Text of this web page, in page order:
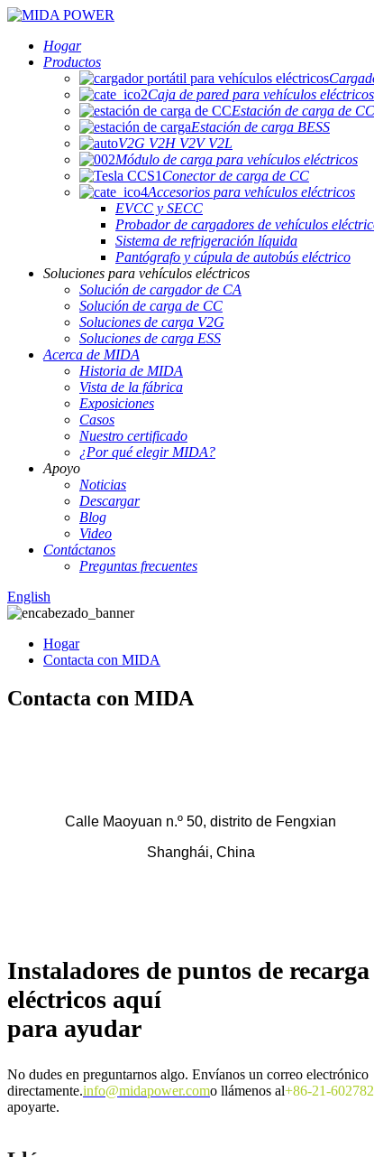
Hogar
Productos
Caja de pared para vehículos
Estación de carga de CC
Estación de carga BESS
V2G V2H V2V V2L
Módulo de carga para vehículos eléctricos
Conector de carga de CC
Accesorios para vehículos eléctricos
EVCC y SECC
Probador de cargadores de vehículos
Sistema de refrigeración líquida
Pantógrafo y cúpula de autobús eléctrico
Soluciones para vehículos eléctricos
Solución de cargador de CA
Solución de carga de CC
Soluciones de carga V2G
Soluciones de carga ESS
Acerca de MIDA
Historia de MIDA
Vista de la fábrica
Exposiciones
Casos
Nuestro certificado
¿Por qué elegir MIDA?
Apoyo
Noticias
Descargar
Blog
Video
Contáctanos
Preguntas frecuentes
English
Hogar
Contacta con MIDA
Contacta con MIDA
Calle Maoyuan n.º 50, distrito de Fengxian
Shanghái, China
Instaladores de puntos de
eléctricos aquí
para ayudar
No dudes en preguntarnos algo. Envíanos un correo electrónico
directamente.info@midapower.como llámenos al+86-21-
apoyarte.